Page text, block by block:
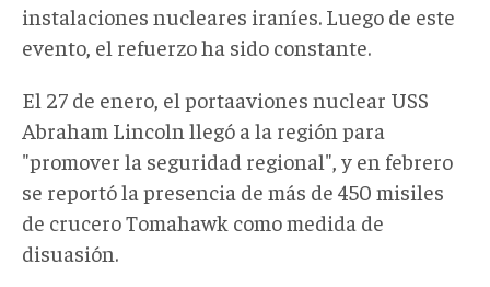
instalaciones nucleares iraníes. Luego de este
evento, el refuerzo ha sido constante.
El 27 de enero, el portaaviones nuclear USS
Abraham Lincoln llegó a la región para
"promover la seguridad regional", y en febrero
se reportó la presencia de más de 450 misiles
de crucero Tomahawk como medida de
disuasión.